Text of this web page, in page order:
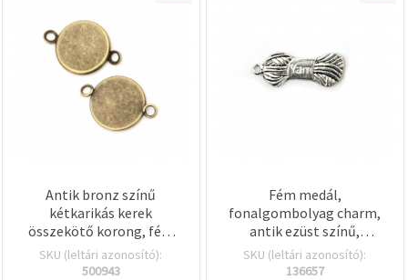
Antik bronz színű
kétkarikás kerek
összekötő korong, fém
alapú medál köztes — 14
× 1,5 mm (korong 12
SKU (leltári azonosító):
500943
Fém medál,
fonalgombolyag charm,
antik ezüst színű,
31x12x1.5 mm, furat 2
mm – 5 db/csomag
SKU (leltári azonosító):
136657